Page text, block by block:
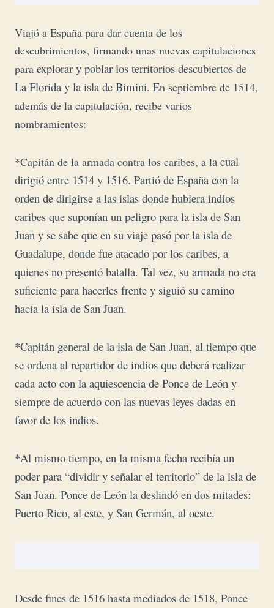
Viajó a España para dar cuenta de los
descubrimientos, firmando unas nuevas capitulaciones
para explorar y poblar los territorios descubiertos de
La Florida y la isla de Bimini. En septiembre de 1514,
además de la capitulación, recibe varios
nombramientos:
*Capitán de la armada contra los caribes, a la cual
dirigió entre 1514 y 1516. Partió de España con la
orden de dirigirse a las islas donde hubiera indios
caribes que suponían un peligro para la isla de San
Juan y se sabe que en su viaje pasó por la isla de
Guadalupe, donde fue atacado por los caribes, a
quienes no presentó batalla. Tal vez, su armada no era
suficiente para hacerles frente y siguió su camino
hacia la isla de San Juan.
*Capitán general de la isla de San Juan, al tiempo que
se ordena al repartidor de indios que deberá realizar
cada acto con la aquiescencia de Ponce de León y
siempre de acuerdo con las nuevas leyes dadas en
favor de los indios.
*Al mismo tiempo, en la misma fecha recibía un
poder para “dividir y señalar el territorio” de la isla de
San Juan. Ponce de León la deslindó en dos mitades:
Puerto Rico, al este, y San Germán, al oeste.
Desde fines de 1516 hasta mediados de 1518, Ponce